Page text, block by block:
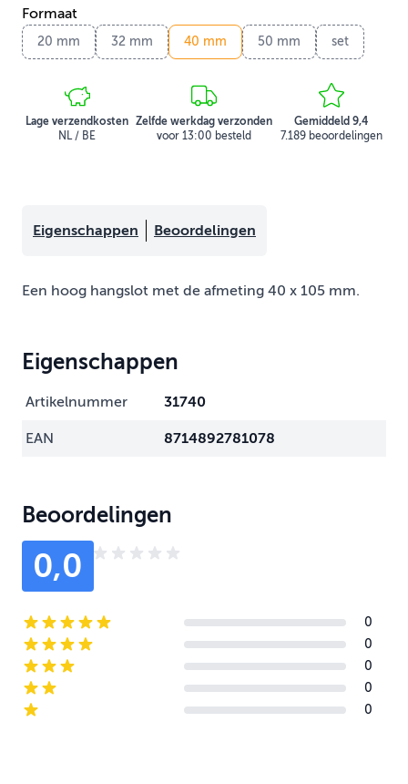
Formaat
20 mm 32 mm 40 mm 50 mm set
Lage verzendkosten
NL / BE
Zelfde werkdag verzonden
voor 13:00 besteld
Gemiddeld 9,4
7.189 beoordelingen
Eigenschappen Beoordelingen
Een hoog hangslot met de afmeting 40 x 105 mm.
Eigenschappen
Artikelnummer 31740
EAN 8714892781078
Beoordelingen
0,0
5-star reviews
0
4-star reviews
0
3-star reviews
0
2-star reviews
0
1-star reviews
0